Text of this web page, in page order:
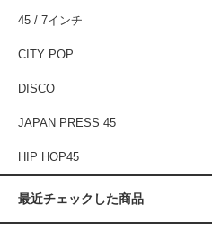
45 / 7インチ
CITY POP
DISCO
JAPAN PRESS 45
HIP HOP45
最近チェックした商品